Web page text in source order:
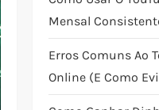
Mensal
Erros Comuns Ao
Online (e Como